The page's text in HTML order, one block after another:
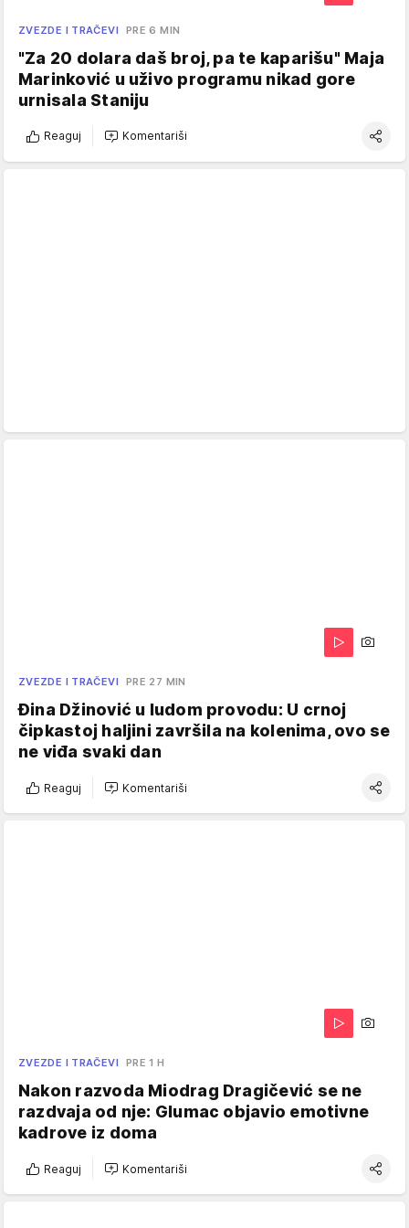
ZVEZDE I TRAČEVI PRE 6 MIN
"Za 20 dolara daš broj, pa te kaparišu" Maja
Marinković u uživo programu nikad gore
urnisala Staniju
Reaguj Komentariši
ZVEZDE I TRAČEVI PRE 27 MIN
Đina Džinović u ludom provodu: U crnoj
čipkastoj haljini završila na kolenima, ovo se
ne viđa svaki dan
Reaguj Komentariši
ZVEZDE I TRAČEVI PRE 1 H
Nakon razvoda Miodrag Dragičević se ne
razdvaja od nje: Glumac objavio emotivne
kadrove iz doma
Reaguj Komentariši